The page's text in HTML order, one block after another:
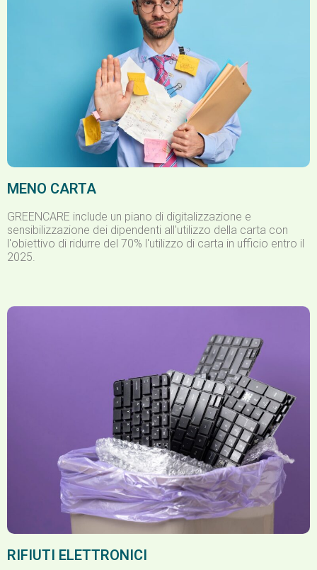
MENO CARTA
GREENCARE include un piano di digitalizzazione e
sensibilizzazione dei dipendenti all'utilizzo della carta con
l'obiettivo di ridurre del 70% l'utilizzo di carta in ufficio entro il
2025.
RIFIUTI ELETTRONICI